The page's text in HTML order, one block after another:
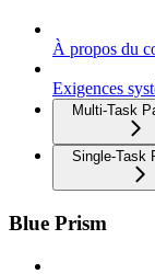
À propos du
Exigences
Multi-Task
Single-Task
Blue Prism